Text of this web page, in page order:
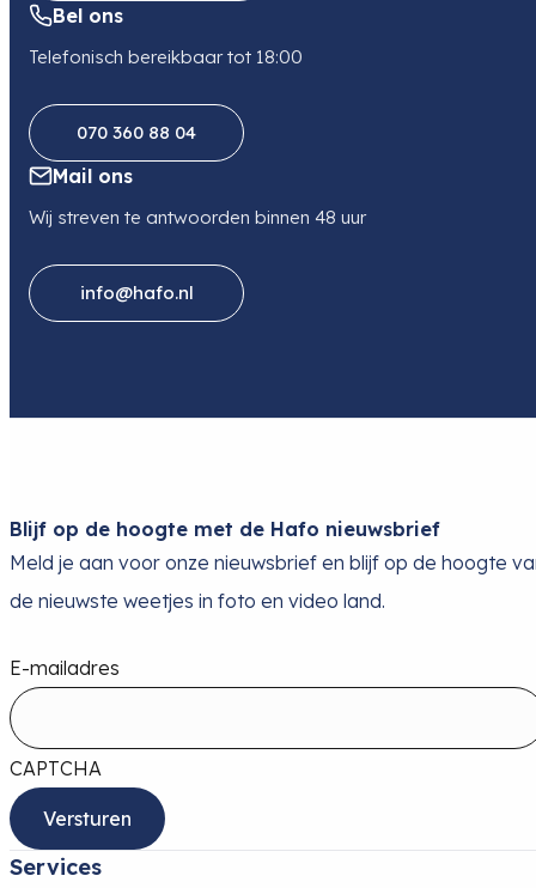
Bel ons
Telefonisch bereikbaar tot 18:00
070 360 88 04
Mail ons
Wij streven te antwoorden binnen 48 uur
info@hafo.nl
Blijf op de hoogte met de Hafo nieuwsbrief
Meld je aan voor onze nieuwsbrief en blijf op de hoogte
de nieuwste weetjes in foto en video land.
E-mailadres
CAPTCHA
Services